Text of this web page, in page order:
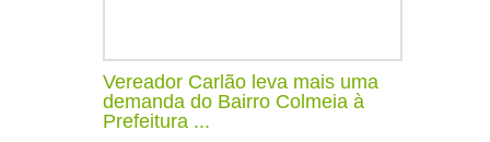
Vereador Carlão leva mais uma
demanda do Bairro Colmeia à
Prefeitura ...